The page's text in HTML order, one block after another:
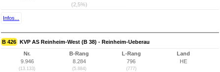
(2,5%)
Infos...
B 426 KVP AS Reinheim-West (B 38) - Reinheim-Ueberau
Nr.
9.946
(13.133)
B-Rang
8.284
(5.884)
L-Rang
796
(777)
Land
HE